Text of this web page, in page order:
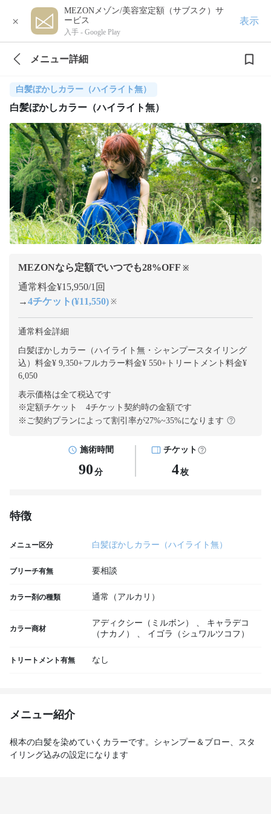
×
MEZONメゾン/美容室定額（サブスク）サ
ービス
入手 - Google Play
表示
メニュー詳細
白髪ぼかしカラー（ハイライト無）
白髪ぼかしカラー（ハイライト無）
MEZONなら定額でいつでも28%OFF ※
通常料金¥15,950/1回
→4チケット(¥11,550) ※
通常料金詳細
白髪ぼかしカラー（ハイライト無・シャンプースタイリング
込）料金¥ 9,350+フルカラー料金¥ 550+ トリートメント料金¥
6,050
表示価格は全て税込です
※定額チケット 4チケット契約時の金額です
※ご契約プランによって割引率が27%~35%になります
施術時間
90 分
チケット
4枚
特徴
メニュー区分 白髪ぼかしカラー（ハイライト無）
ブリーチ有無 要相談
カラー剤の種類 通常（アルカリ）
カラー商材
アディクシー（ミルボン） 、
キャラデコ
（ナカノ）
、 イゴラ（シュワルツコフ）
トリートメント有無 なし
メニュー紹介
根本の白髪を染めていくカラーです。シャンプー＆ブロー、スタ
イリング込みの設定になります